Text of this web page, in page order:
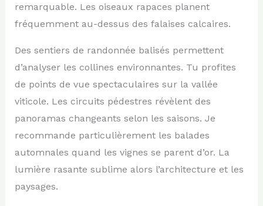
remarquable. Les oiseaux rapaces planent
fréquemment au-dessus des falaises calcaires.
Des sentiers de randonnée balisés permettent
d’analyser les collines environnantes. Tu profites
de points de vue spectaculaires sur la vallée
viticole. Les circuits pédestres révèlent des
panoramas changeants selon les saisons. Je
recommande particulièrement les balades
automnales quand les vignes se parent d’or. La
lumière rasante sublime alors l’architecture et les
paysages.